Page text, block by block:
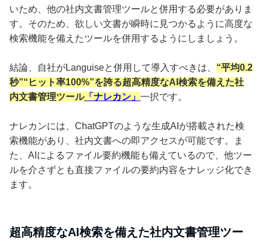
いため、他の社内文書管理ツールと併用する必要がありま
す。そのため、欲しい文書が瞬時に見つかるように高度な
検索機能を備えたツールを併用するようにしましょう。
結論、自社がLanguiseと併用して導入すべきは、 “平均0.2
秒”“ヒット率100%”を誇る超高精度なAI検索を備えた社
内文書管理ツール「ナレカン」 一択です。
ナレカンには、ChatGPTのような生成AIが搭載された検
索機能があり、社内文書への即アクセスが可能です。ま
た、AIによるファイル要約機能も備えているので、他ツー
ルを介さずとも直接ファイルの要約内容をナレッジ化でき
ます。
超高精度なAI検索を備えた社内文書管理ツー